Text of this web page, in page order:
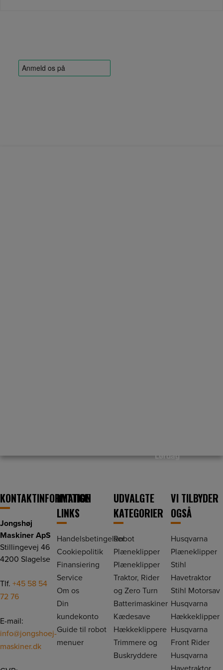
Lørdag
Lukket
KONTAKTINFORMATION
Jongshøj
Maskiner ApS
Stillingevej 46
4200 Slagelse
Tlf. +45 58 54
72 76
E-mail:
info@jongshoej-
maskiner.dk
NYTTIGE
LINKS
Handelsbetingelser
Cookiepolitik
Finansiering
Service
Om os
Din
kundekonto
Guide til robot
menuer
UDVALGTE
KATEGORIER
Robot
Plæneklipper
Plæneklipper
Traktor, Rider
og Zero Turn
Batterimaskiner
Kædesave
Hækkeklippere
Trimmere og
Buskryddere
VI TILBYDER
OGSÅ
Husqvarna
Plæneklipper
Stihl
Havetraktor
Stihl Motorsav
Husqvarna
Hækkeklipper
Husqvarna
Front Rider
Husqvarna